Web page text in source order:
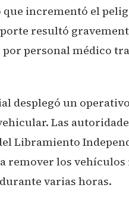
incrementó el
resultó
personal médico
desplegó un
Las
Libramiento
remover los
varias horas.